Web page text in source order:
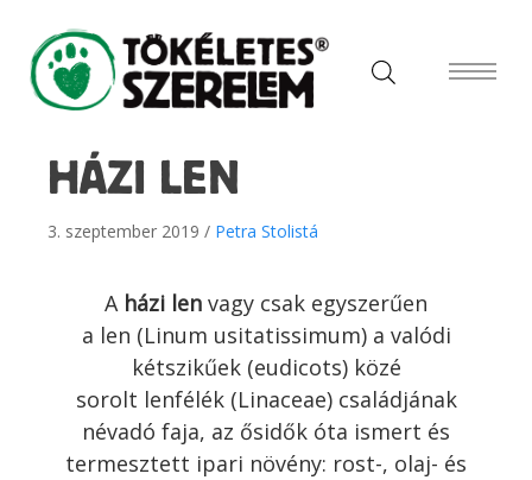
HÁZI LEN
3. szeptember 2019 / Petra Stolistá
A házi len vagy csak egyszerűen
a len (Linum usitatissimum) a valódi
kétszikűek (eudicots) közé
sorolt lenfélék (Linaceae) családjának
névadó faja, az ősidők óta ismert és
termesztett ipari növény: rost-, olaj- és